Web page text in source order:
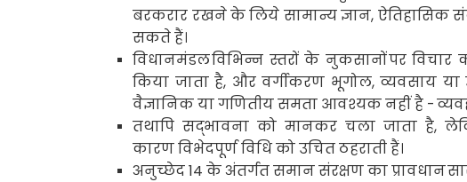
बरकरार रखने के लिये सामान्य ज्ञान, ऐतिहासिक
सकते हैं।
विधानमंडलविभिन्न स्तरों के नुकसानोंपर
किया जाता है, और वर्गीकरण भूगोल,व्यवसाय या
वैज्ञानिक या गणितीय समता आवश्यक नहीं है -
तथापि सद्भावना को मानकर चला जाता है,
कारण विभेदपूर्ण विधि को उचित ठहराती हैं।
अनुच्छेद14के अंतर्गत समान संरक्षण का प्रावधान